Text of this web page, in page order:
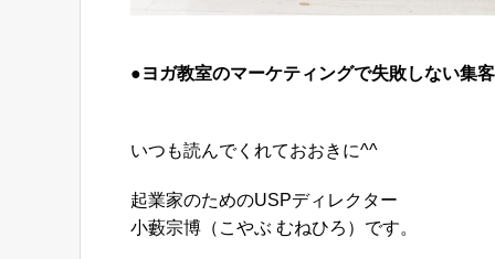
●ヨガ教室のマーケティングで失敗しない集
いつも読んでくれておおきに^^
起業家のためのUSPディレクター
小藪宗博（こやぶ むねひろ）です。